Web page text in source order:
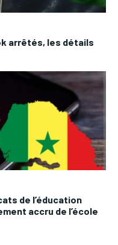
arrêtés, les détails
de l’éducation
accru de l’école